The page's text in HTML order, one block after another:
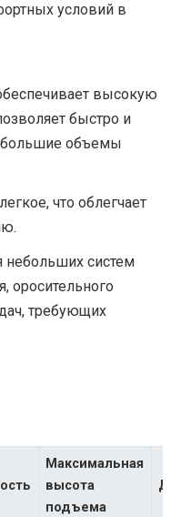
условий в
высокую
быстро и
объемы
что облегчает
небольших систем
оросительного
требующих
Максимальная
высота
подъема